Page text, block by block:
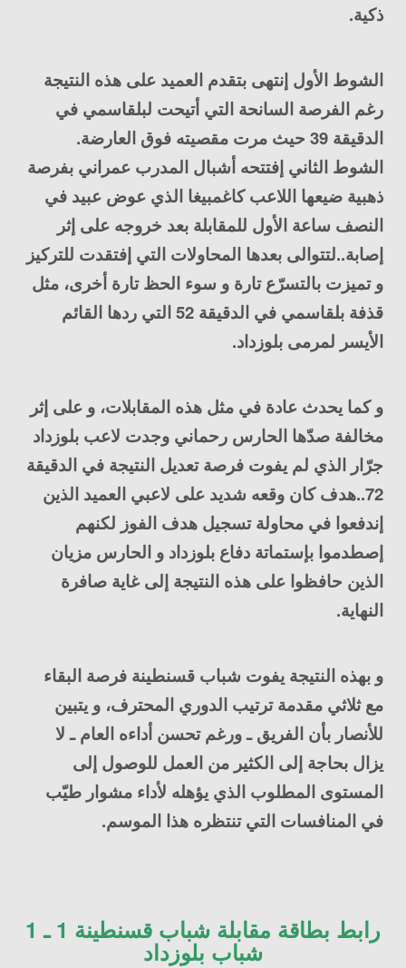
ذكية.
الشوط الأول إنتهى بتقدم العميد على هذه النتيجة
رغم الفرصة السانحة التي أتيحت لبلقاسمي في
الدقيقة 39 حيث مرت مقصيته فوق العارضة.
الشوط الثاني إفتتحه أشبال المدرب عمراني بفرصة
ذهبية ضيعها اللاعب كاغمبيغا الذي عوض عبيد في
النصف ساعة الأول للمقابلة بعد خروجه على إثر
إصابة..لتتوالى بعدها المحاولات التي إفتقدت للتركيز
و تميزت بالتسرّع تارة و سوء الحظ تارة أخرى، مثل
قذفة بلقاسمي في الدقيقة 52 التي ردها القائم
الأيسر لمرمى بلوزداد.
و كما يحدث عادة في مثل هذه المقابلات، و على إثر
مخالفة صدّها الحارس رحماني وجدت لاعب بلوزداد
جرّار الذي لم يفوت فرصة تعديل النتيجة في الدقيقة
72..هدف كان وقعه شديد على لاعبي العميد الذين
إندفعوا في محاولة تسجيل هدف الفوز لكنهم
إصطدموا بإستماتة دفاع بلوزداد و الحارس مزيان
الذين حافظوا على هذه النتيجة إلى غاية صافرة
النهاية.
و بهذه النتيجة يفوت شباب قسنطينة فرصة البقاء
مع ثلاثي مقدمة ترتيب الدوري المحترف، و يتبين
للأنصار بأن الفريق ـ ورغم تحسن أداءه العام ـ لا
يزال بحاجة إلى الكثير من العمل للوصول إلى
المستوى المطلوب الذي يؤهله لأداء مشوار طيّب
في المنافسات التي تنتظره هذا الموسم.
رابط بطاقة مقابلة شباب قسنطينة 1 ـ 1
شباب بلوزداد